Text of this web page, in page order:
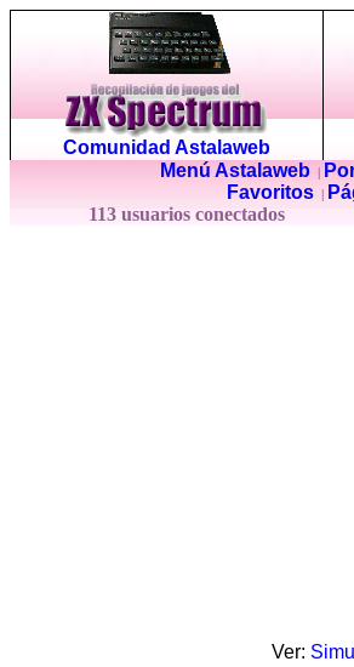
Comunidad Astalaweb
Menú Astalaweb|
Favoritos
113 usuarios conectados
Ver: